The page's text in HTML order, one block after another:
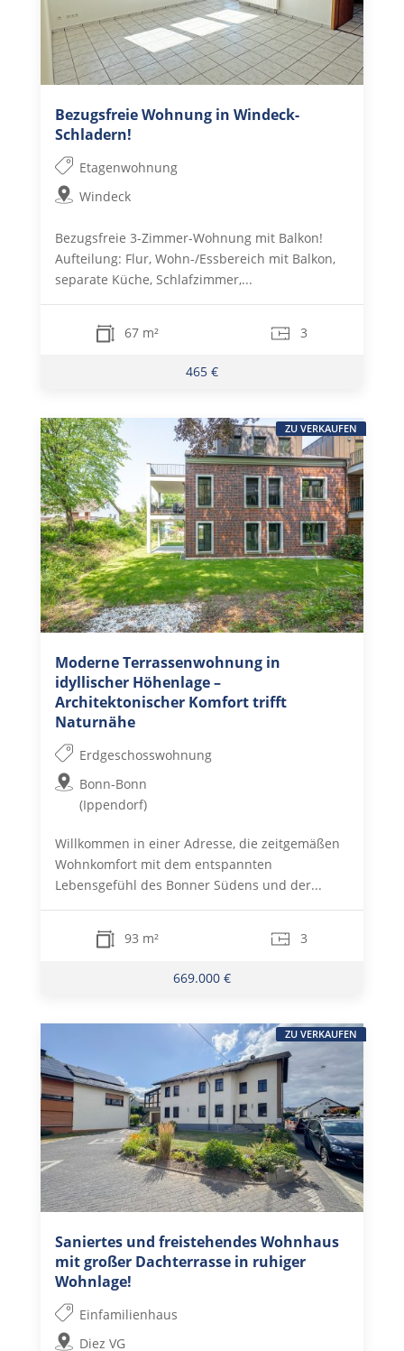
Bezugsfreie Wohnung in Windeck-
Schladern!
Etagenwohnung
Windeck
Bezugsfreie 3-Zimmer-Wohnung mit Balkon!
Aufteilung: Flur, Wohn-/Essbereich mit Balkon,
separate Küche, Schlafzimmer,...
67 m² 3
465 €
Moderne Terrassenwohnung in
idyllischer Höhenlage –
Architektonischer Komfort trifft
Naturnähe
Erdgeschosswohnung
Bonn-Bonn
(Ippendorf)
Willkommen in einer Adresse, die zeitgemäßen
Wohnkomfort mit dem entspannten
Lebensgefühl des Bonner Südens und der...
93 m² 3
669.000 €
ZU VERKAUFEN
Saniertes und freistehendes Wohnhaus
mit großer Dachterrasse in ruhiger
Wohnlage!
Einfamilienhaus
Diez VG
ZU VERKAUFEN